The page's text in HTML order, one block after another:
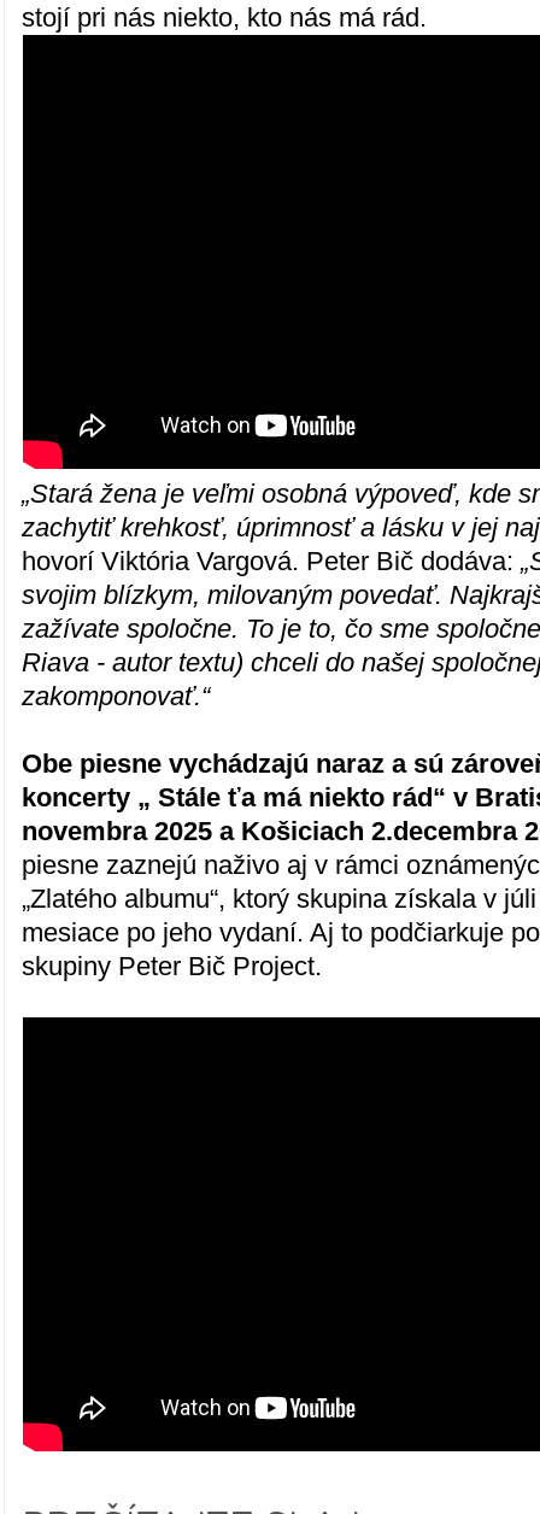
stojí pri nás niekto, kto nás má rád.
„Stará žena je veľmi osobná výpoveď, kde
zachytiť krehkosť, úprimnosť a lásku v jej
hovorí Viktória Vargová. Peter Bič dodáva:
svojim blízkym, milovaným povedať.
zažívate spoločne. To je to, čo sme
Riava - autor textu) chceli do našej
zakomponovať.“
Obe piesne vychádzajú naraz a sú
koncerty „ Stále ťa má niekto rád“ v
novembra 2025 a Košiciach 2.decembra
piesne zaznejú naživo aj v rámci
„Zlatého albumu“, ktorý skupina získala v
mesiace po jeho vydaní. Aj to podčiarkuje
skupiny Peter Bič Project.